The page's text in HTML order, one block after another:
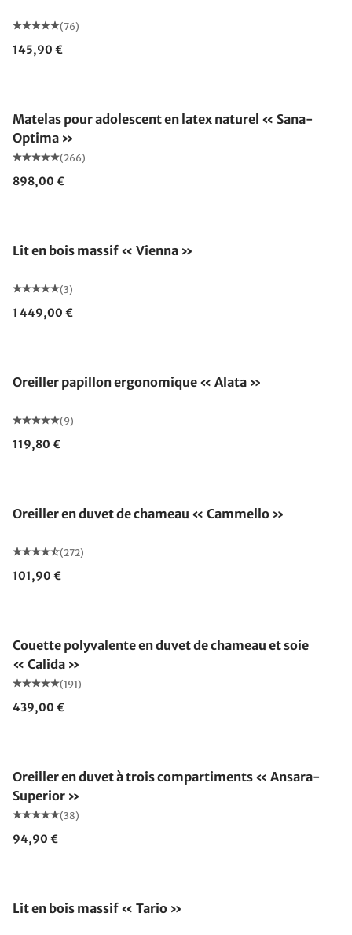
(76)
145,90 €
Matelas pour adolescent en latex naturel « Sana-
Optima »
(266)
898,00 €
Lit en bois massif « Vienna »
(3)
1 449,00 €
Oreiller papillon ergonomique « Alata »
(9)
119,80 €
Oreiller en duvet de chameau « Cammello »
(272)
101,90 €
Couette polyvalente en duvet de chameau et soie
« Calida »
(191)
439,00 €
Oreiller en duvet à trois compartiments « Ansara-
Superior »
(38)
94,90 €
Lit en bois massif « Tario »